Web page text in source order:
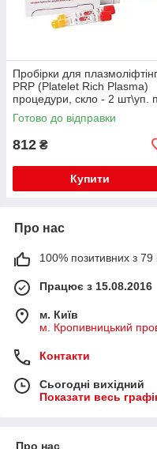
Пробірки для
PRP (Platelet Rich Plasma)
процедури, скло - 2 шт\уп.
8 мл
Готово до відправки
812 ₴
Купити
Про нас
100% позитивних з 79
Працює з 15.08.2016
м. Київ
м. Кропивницький
Контакти
Сьогодні вихідний
Показати весь
Про нас